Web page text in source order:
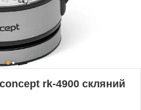
rk-4900 скляний